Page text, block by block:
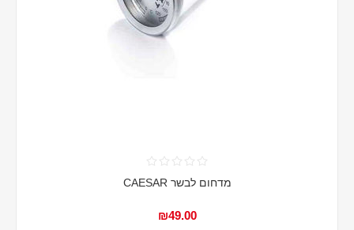
מדחום לבשר CAESAR
₪49.00